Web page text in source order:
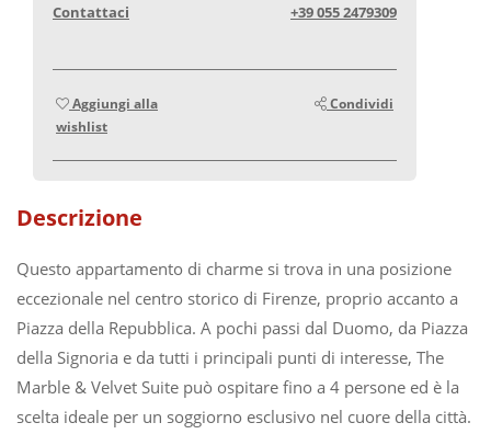
Descrizione
Questo appartamento di charme si trova in una posizione
eccezionale nel centro storico di Firenze, proprio accanto a
Piazza della Repubblica. A pochi passi dal Duomo, da Piazza
della Signoria e da tutti i principali punti di interesse, The
Marble & Velvet Suite può ospitare fino a 4 persone ed è la
scelta ideale per un soggiorno esclusivo nel cuore della città.
Contattaci +39 055 2479309
Aggiungi alla
wishlist
Condividi